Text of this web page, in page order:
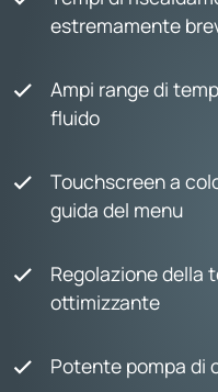
estremamente
Ampi range di
fluido
Touchscreen a
guida del menu
Regolazione della
ottimizzante
Potente pompa di